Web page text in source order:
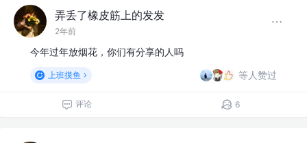
弄丢了橡皮筋上的发发
2年前
今年过年放烟花，你们有分享的人吗
上班摸鱼 等人赞过
评论 6